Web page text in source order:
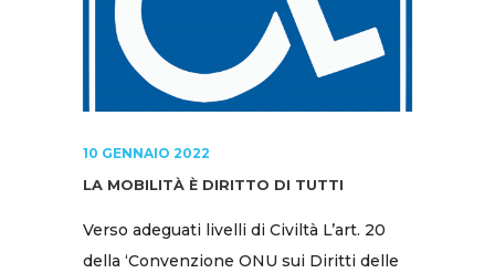
10 GENNAIO 2022
LA MOBILITÀ È DIRITTO DI TUTTI
Verso adeguati livelli di Civiltà L’art. 20
della ‘Convenzione ONU sui Diritti delle